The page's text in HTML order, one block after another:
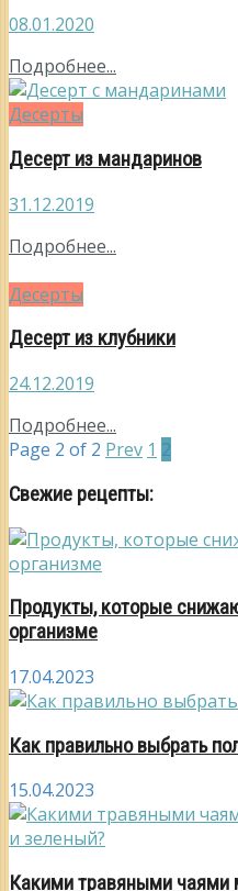
08.01.2020
Подробнее...
Десерты
Десерт из мандаринов
31.12.2019
Подробнее...
Десерты
Десерт из клубники
24.12.2019
Подробнее...
Page 2 of 2 Prev 1 2
Свежие рецепты:
Продукты, которые
организме
17.04.2023
Как правильно выбрать
15.04.2023
Какими травяными чаями